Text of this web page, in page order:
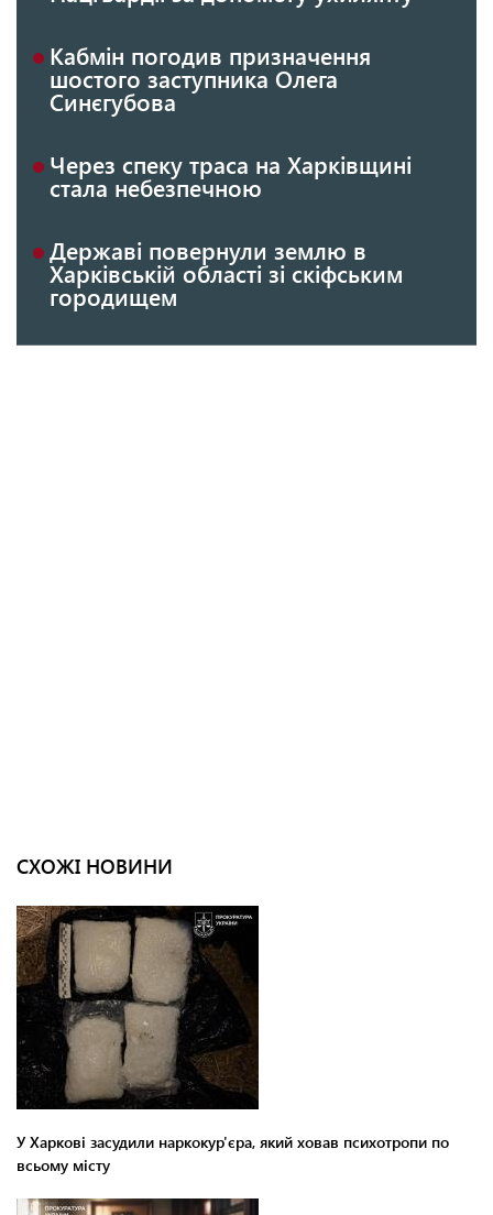
Кабмін погодив призначення
шостого заступника Олега
Синєгубова
Через спеку траса на Харківщині
стала небезпечною
Державі повернули землю в
Харківській області зі скіфським
городищем
СХОЖІ НОВИНИ
У Харкові засудили наркокур'єра, який ховав психотропи по
всьому місту